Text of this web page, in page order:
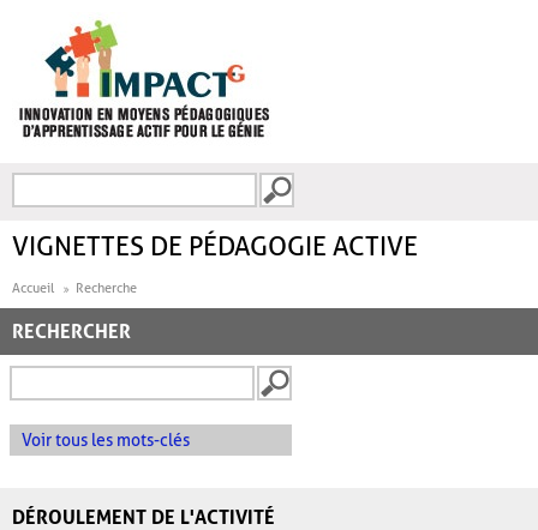
FORMULAIRE DE
VIGNETTES DE PÉDAGOGIE ACTIVE
Accueil Recherche
RECHERCHER
Voir tous les mots-clés
DÉROULEMENT DE L'ACTIVITÉ